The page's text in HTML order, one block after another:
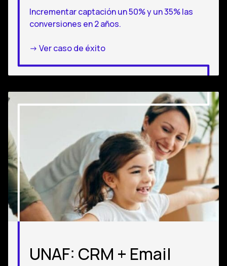
Incrementar captación un 50% y un 35% las
conversiones en 2 años.
-> Ver caso de éxito
UNAF: CRM + Email